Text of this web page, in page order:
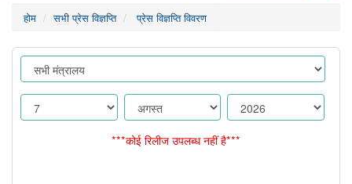
होम सभी प्रेस विज्ञप्ति प्रेस विज्ञप्ति विवरण
***कोई रिलीज उपलब्ध नहीं है***